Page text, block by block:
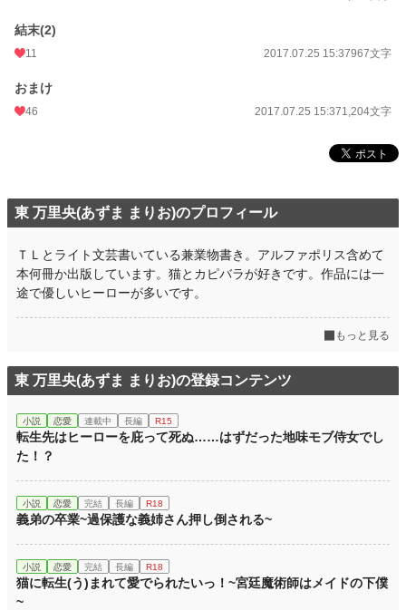
結末(2)
11 2017.07.25 15:37967文字
おまけ
46 2017.07.25 15:371,204文字
東 万里央(あずま まりお)のプロフィール
ＴＬとライト文芸書いている兼業物書き。アルファポリス含めて
本何冊か出版しています。猫とカピバラが好きです。作品には一
途で優しいヒーローが多いです。
もっと見る
東 万里央(あずま まりお)の登録コンテンツ
小説 恋愛 連載中 長編 R15
転生先はヒーローを庇って死ぬ……はずだった地味モブ侍女でし
た！？
小説 恋愛 完結 長編 R18
義弟の卒業~過保護な義姉さん押し倒される~
小説 恋愛 完結 長編 R18
猫に転生(う)まれて愛でられたいっ！~宮廷魔術師はメイドの下僕
~